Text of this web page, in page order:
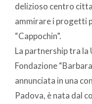
delizioso centro
ammirare i progetti
“Cappochin”.
La partnership tra la
Fondazione
annunciata in una
Padova, è nata dal